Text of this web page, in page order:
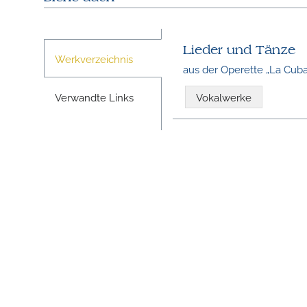
Werkverzeichnis
Verwandte Links
Lieder und Tänze
aus der Operette „La
Vokalwerke